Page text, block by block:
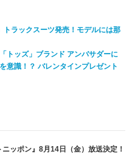
トラックスーツ発売！モデルには那
トッズ」ブランド アンバサダーに
意識！？ バレンタインプレゼント
ニッポン』8月14日（金）放送決定！